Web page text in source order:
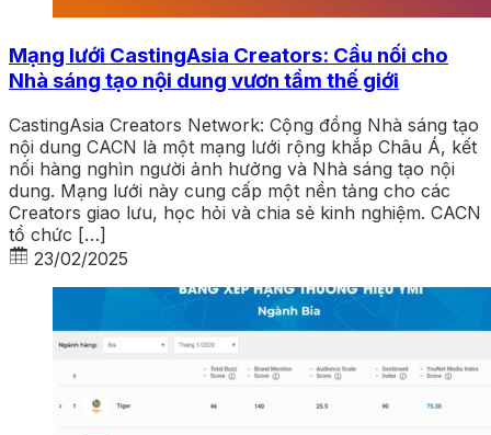
Mạng lưới CastingAsia Creators: Cầu nối cho
Nhà sáng tạo nội dung vươn tầm thế giới
CastingAsia Creators Network: Cộng đồng Nhà sáng tạo
nội dung CACN là một mạng lưới rộng khắp Châu Á, kết
nối hàng nghìn người ảnh hưởng và Nhà sáng tạo nội
dung. Mạng lưới này cung cấp một nền tảng cho các
Creators giao lưu, học hỏi và chia sẻ kinh nghiệm. CACN
tổ chức […]
23/02/2025